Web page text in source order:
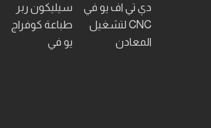
دي تي اف يو في
CNC لتشغيل
المعادن
سيليكون ربر
طباعة كوفراج
يو في